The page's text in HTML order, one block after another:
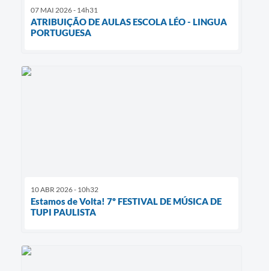
07 MAI 2026 - 14h31
ATRIBUIÇÃO DE AULAS ESCOLA LÉO - LINGUA
PORTUGUESA
10 ABR 2026 - 10h32
Estamos de Volta! 7º FESTIVAL DE MÚSICA DE
TUPI PAULISTA